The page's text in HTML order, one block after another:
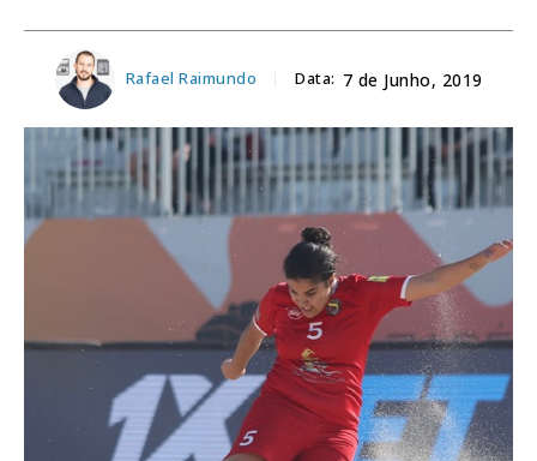
Rafael Raimundo Data: 7 de Junho, 2019